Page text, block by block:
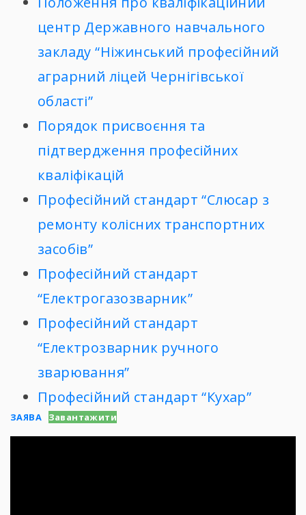
центр Державного навчального
закладу “Ніжинський професійний
аграрний ліцей Чернігівської
області”
Порядок присвоєння та
підтвердження професійних
кваліфікацій
Професійний стандарт “Слюсар з
ремонту колісних транспортних
засобів”
Професійний стандарт
“Електрогазозварник”
Професійний стандарт
“Електрозварник ручного
зварювання”
Професійний стандарт “Кухар”
ЗАЯВА Завантажити